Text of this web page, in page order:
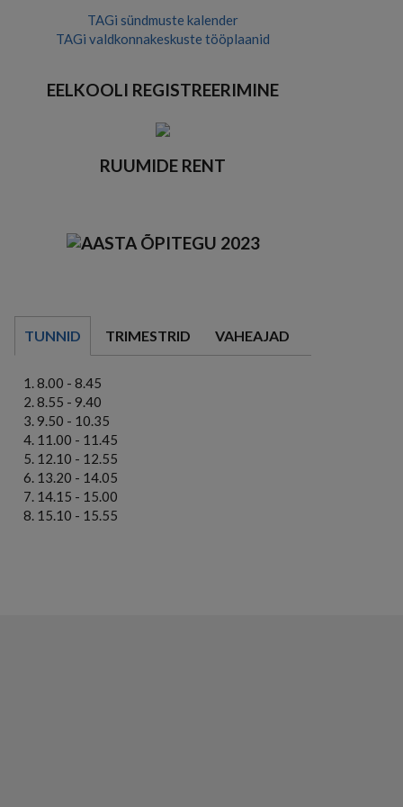
TAGi sündmuste kalender
TAGi valdkonnakeskuste tööplaanid
EELKOOLI REGISTREERIMINE
RUUMIDE RENT
TUNNID TRIMESTRID VAHEAJAD
8.00 - 8.45
8.55 - 9.40
9.50 - 10.35
11.00 - 11.45
12.10 - 12.55
13.20 - 14.05
14.15 - 15.00
15.10 - 15.55